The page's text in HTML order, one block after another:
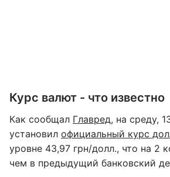
Курс валют - что известно
Как сообщал Главред, на среду,
установил официальный курс
уровне 43,97 грн/долл., что на 2
чем в предыдущий банковский